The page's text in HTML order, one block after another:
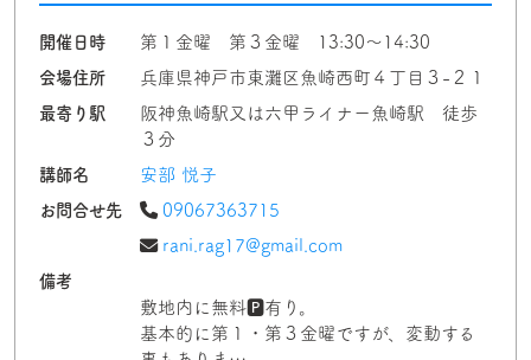
開催日時
第１金曜 第３金曜 13:30〜14:30
会場住所
兵庫県神戸市東灘区魚崎西町４丁目３-２１
最寄り駅
阪神魚崎駅又は六甲ライナー魚崎駅 徒歩
３分
講師名
安部 悦子
お問合せ先
09067363715
rani.rag17@gmail.com
備考
敷地内に無料🅿有り。
基本的に第１・第３金曜ですが、変動する